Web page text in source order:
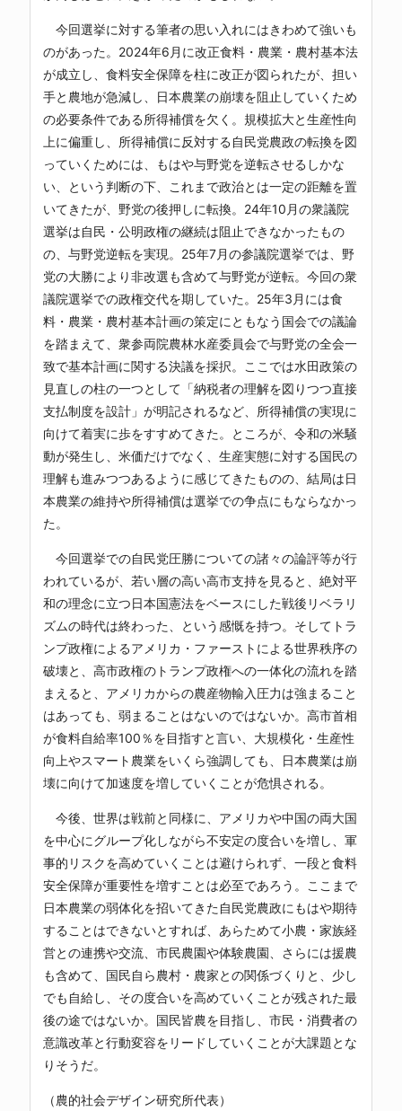
今回選挙に対する筆者の思い入れにはきわめて強いも
のがあった。2024年6月に改正食料・農業・農村基本法
が成立し、食料安全保障を柱に改正が図られたが、担い
手と農地が急減し、日本農業の崩壊を阻止していくため
の必要条件である所得補償を欠く。規模拡大と生産性向
上に偏重し、所得補償に反対する自民党農政の転換を図
っていくためには、もはや与野党を逆転させるしかな
い、という判断の下、これまで政治とは一定の距離を置
いてきたが、野党の後押しに転換。24年10月の衆議院
選挙は自民・公明政権の継続は阻止できなかったもの
の、与野党逆転を実現。25年7月の参議院選挙では、野
党の大勝により非改選も含めて与野党が逆転。今回の衆
議院選挙での政権交代を期していた。25年3月には食
料・農業・農村基本計画の策定にともなう国会での議論
を踏まえて、衆参両院農林水産委員会で与野党の全会一
致で基本計画に関する決議を採択。ここでは水田政策の
見直しの柱の一つとして「納税者の理解を図りつつ直接
支払制度を設計」が明記されるなど、所得補償の実現に
向けて着実に歩をすすめてきた。ところが、令和の米騒
動が発生し、米価だけでなく、生産実態に対する国民の
理解も進みつつあるように感じてきたものの、結局は日
本農業の維持や所得補償は選挙での争点にもならなかっ
た。
今回選挙での自民党圧勝についての諸々の論評等が行
われているが、若い層の高い高市支持を見ると、絶対平
和の理念に立つ日本国憲法をベースにした戦後リベラリ
ズムの時代は終わった、という感慨を持つ。そしてトラ
ンプ政権によるアメリカ・ファーストによる世界秩序の
破壊と、高市政権のトランプ政権への一体化の流れを踏
まえると、アメリカからの農産物輸入圧力は強まること
はあっても、弱まることはないのではないか。高市首相
が食料自給率100％を目指すと言い、大規模化・生産性
向上やスマート農業をいくら強調しても、日本農業は崩
壊に向けて加速度を増していくことが危惧される。
今後、世界は戦前と同様に、アメリカや中国の両大国
を中心にグループ化しながら不安定の度合いを増し、軍
事的リスクを高めていくことは避けられず、一段と食料
安全保障が重要性を増すことは必至であろう。ここまで
日本農業の弱体化を招いてきた自民党農政にもはや期待
することはできないとすれば、あらためて小農・家族経
営との連携や交流、市民農園や体験農園、さらには援農
も含めて、国民自ら農村・農家との関係づくりと、少し
でも自給し、その度合いを高めていくことが残された最
後の途ではないか。国民皆農を目指し、市民・消費者の
意識改革と行動変容をリードしていくことが大課題とな
りそうだ。
（農的社会デザイン研究所代表）